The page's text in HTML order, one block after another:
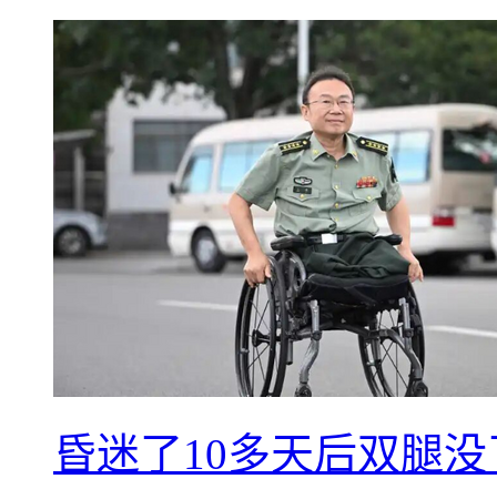
昏迷了10多天后双腿